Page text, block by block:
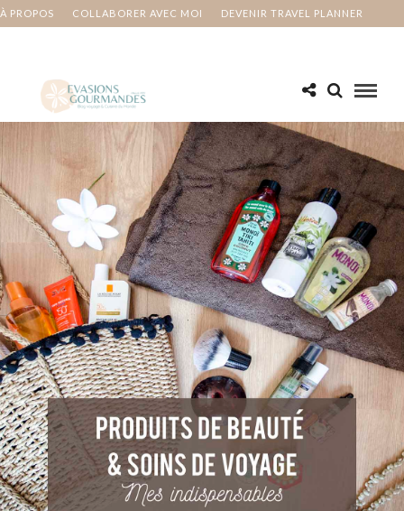
À PROPOS COLLABORER AVEC MOI DEVENIR TRAVEL PLANNER